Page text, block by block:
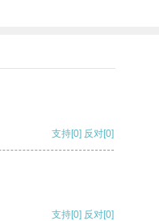
支持[0] 反对[0]
支持[0] 反对[0]